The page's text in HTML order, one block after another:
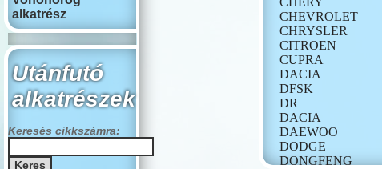
CHEVROLET
CHRYSLER
CITROEN
CUPRA
DACIA
DFSK
DR
DACIA
DAEWOO
DODGE
DONGFENG
alkatrész
Utánfutó
alkatrészek
Keresés cikkszámra: